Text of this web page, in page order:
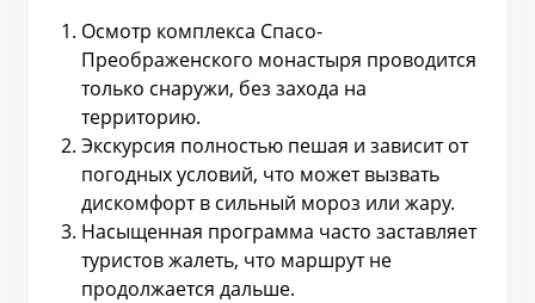
Осмотр комплекса Спасо-
Преображенского монастыря проводится
только снаружи, без захода на
территорию.
Экскурсия полностью пешая и зависит от
погодных условий, что может вызвать
дискомфорт в сильный мороз или жару.
Насыщенная программа часто заставляет
туристов жалеть, что маршрут не
продолжается дальше.